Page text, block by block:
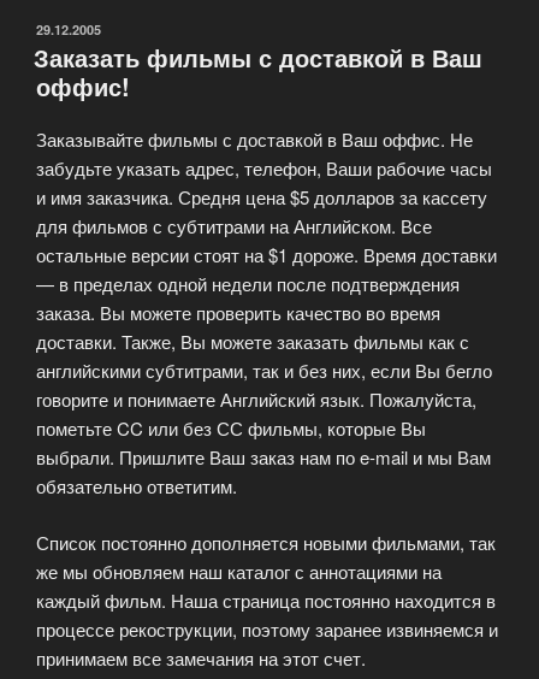
Zoomby.ru:
видео
абонентам.»
ОПУБЛИКОВАНО
29.12.2005
Заказать фильмы с доставкой в Ваш
оффис!
Заказывайте фильмы с доставкой в Ваш оффис. Не
забудьте указать адрес, телефон, Ваши рабочие часы
и имя заказчика. Средня цена $5 долларов за кассету
для фильмов с субтитрами на Английском. Все
остальные версии стоят на $1 дороже. Время доставки
— в пределах одной недели после подтверждения
заказа. Вы можете проверить качество во время
доставки. Также, Вы можете заказать фильмы как с
английскими субтитрами, так и без них, если Вы бегло
говорите и понимаете Английский язык. Пожалуйста,
пометьте CC или без СС фильмы, которые Вы
выбрали. Пришлите Ваш заказ нам по e-mail и мы Вам
обязательно ответитим.
Список постоянно дополняется новыми фильмами, так
же мы обновляем наш каталог с аннотациями на
каждый фильм. Наша страница постоянно находится в
процессе рекострукции, поэтому заранее извиняемся и
принимаем все замечания на этот счет.